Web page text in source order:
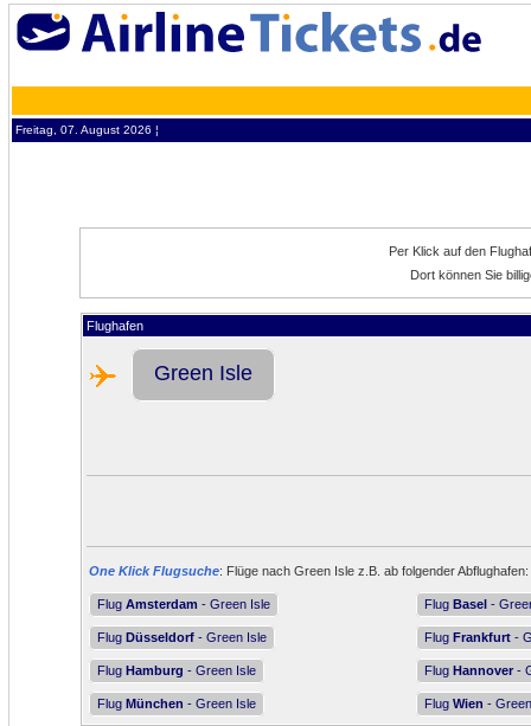
Freitag, 07. August 2026 ¦
Per Klick auf den
Dort können Sie
Flughafen
Green Isle
One Klick Flugsuche: Flüge nach Green Isle z.B. ab folgender Abflughafen:
Flug Amsterdam - Green Isle Flug Basel -
Flug Düsseldorf - Green Isle Flug Frankfurt -
Flug Hamburg - Green Isle Flug Hannover -
Flug München - Green Isle Flug Wien -